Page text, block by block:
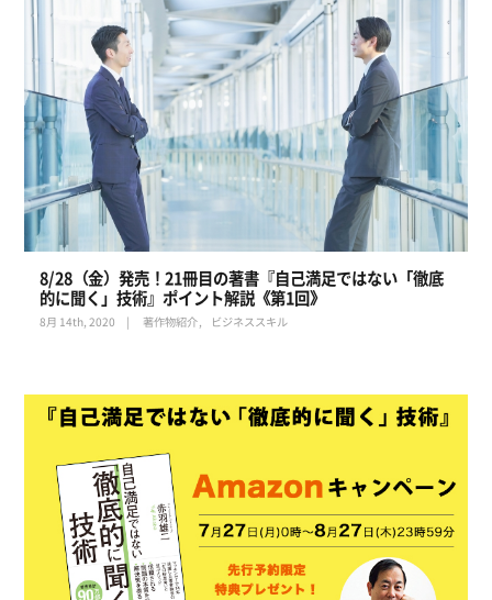
8/28（金）発売！21冊目の著書『自己満足ではない「徹底
的に聞く」技術』ポイント解説《第1回》
8月 14th, 2020 著作物紹介 ビジネススキル